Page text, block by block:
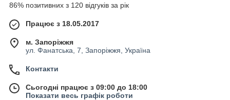
86% позитивних з 120 відгуків за рік
Працює з 18.05.2017
м. Запоріжжя
ул. Фанатська, 7, Запоріжжя, Україна
Контакти
Сьогодні працює з 09:00 до 18:00
Показати весь графік роботи